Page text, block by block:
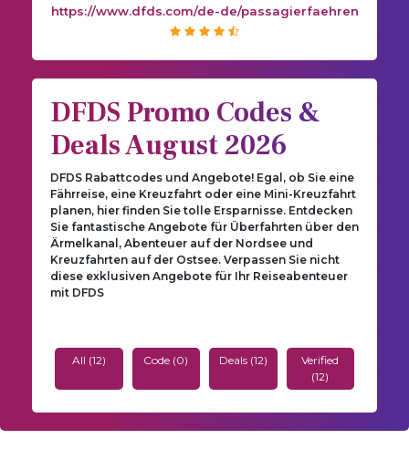
https://www.dfds.com/de-de/passagierfaehren
DFDS Promo Codes &
Deals August 2026
DFDS Rabattcodes und Angebote! Egal, ob Sie eine
Fährreise, eine Kreuzfahrt oder eine Mini-Kreuzfahrt
planen, hier finden Sie tolle Ersparnisse. Entdecken
Sie fantastische Angebote für Überfahrten über den
Ärmelkanal, Abenteuer auf der Nordsee und
Kreuzfahrten auf der Ostsee. Verpassen Sie nicht
diese exklusiven Angebote für Ihr Reiseabenteuer
mit DFDS
All (12) Code (0) Deals (12)
Verified
(12)